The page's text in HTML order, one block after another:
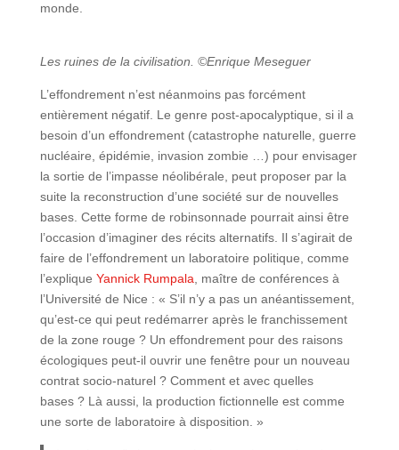
monde.
Les ruines de la civilisation. ©Enrique Meseguer
L’effondrement n’est néanmoins pas forcément
entièrement négatif. Le genre post-apocalyptique, si il a
besoin d’un effondrement (catastrophe naturelle, guerre
nucléaire, épidémie, invasion zombie …) pour envisager
la sortie de l’impasse néolibérale, peut proposer par la
suite la reconstruction d’une société sur de nouvelles
bases. Cette forme de robinsonnade pourrait ainsi être
l’occasion d’imaginer des récits alternatifs. Il s’agirait de
faire de l’effondrement un laboratoire politique, comme
l’explique Yannick Rumpala , maître de conférences à
l’Université de Nice : « S’il n’y a pas un anéantissement,
qu’est-ce qui peut redémarrer après le franchissement
de la zone rouge ? Un effondrement pour des raisons
écologiques peut-il ouvrir une fenêtre pour un nouveau
contrat socio-naturel ? Comment et avec quelles
bases ? Là aussi, la production fictionnelle est comme
une sorte de laboratoire à disposition. »